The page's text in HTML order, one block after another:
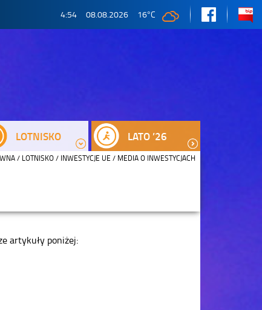
4:54 08.08.2026 16°C
LATO ’26
LOTNISKO
/ LOTNISKO/ INWESTYCJE UE / MEDIA O INWESTYCJACH
artykuły poniżej: